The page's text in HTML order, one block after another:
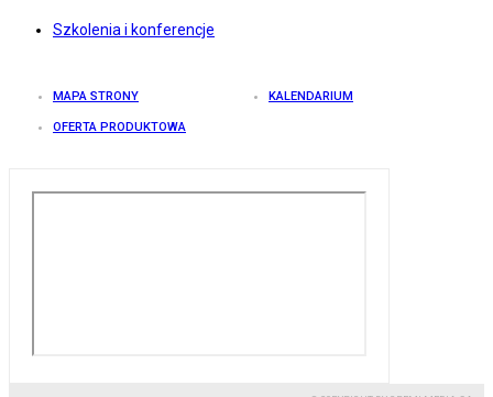
Szkolenia i konferencje
MAPA STRONY KALENDARIUM
OFERTA PRODUKTOWA